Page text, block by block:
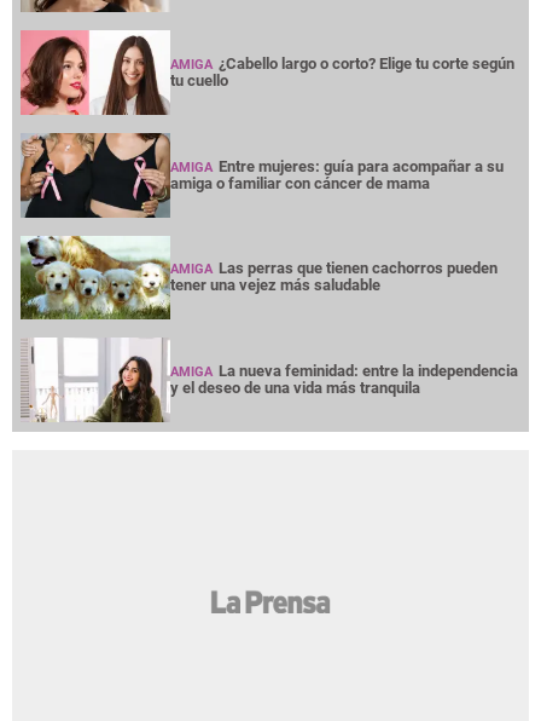
AMIGA ¿Cabello largo o corto? Elige tu corte según
tu cuello
AMIGA Entre mujeres: guía para acompañar a su
amiga o familiar con cáncer de mama
AMIGA Las perras que tienen cachorros pueden
tener una vejez más saludable
AMIGA La nueva feminidad: entre la independencia
y el deseo de una vida más tranquila